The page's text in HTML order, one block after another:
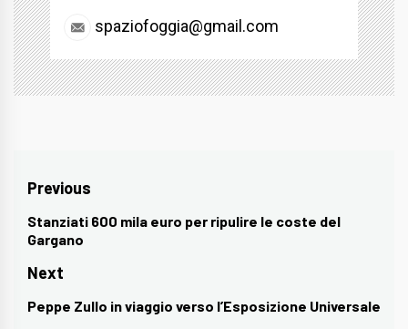
spaziofoggia@gmail.com
Navigazione
articoli
Previous
Previous
post:
Stanziati 600 mila euro per ripulire le coste del
Gargano
Next
Next
Peppe Zullo in viaggio verso l’Esposizione Universale